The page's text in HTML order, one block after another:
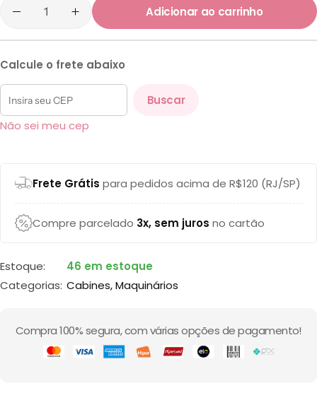
Adicionar ao carrinho
Calcule o frete abaixo
Buscar
Não sei meu cep
Frete Grátis para pedidos acima de R$120 (RJ/SP)
Compre parcelado 3x, sem juros no cartão
Estoque:
46 em estoque
Categorias: Cabines,Maquinários
Compra 100% segura, com várias opções de pagamento!